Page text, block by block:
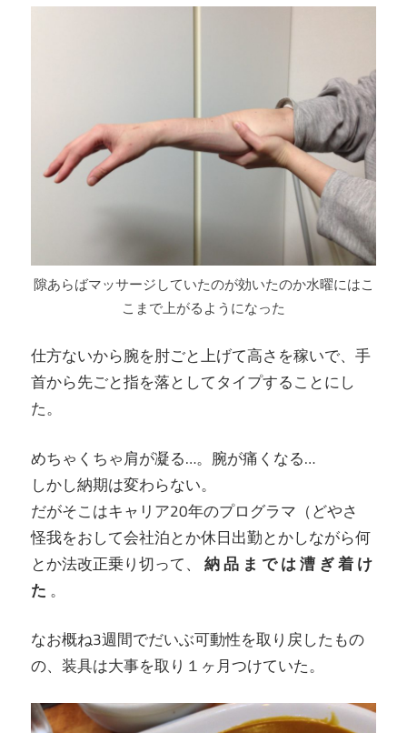
隙あらばマッサージしていたのが効いたのか水曜にはこ
こまで上がるようになった
仕方ないから腕を肘ごと上げて高さを稼いで、手
首から先ごと指を落としてタイプすることにし
た。
めちゃくちゃ肩が凝る…。腕が痛くなる…
しかし納期は変わらない。
だがそこはキャリア20年のプログラマ（どやさ
怪我をおして会社泊とか休日出勤とかしながら何
とか法改正乗り切って、
納 品 ま で は 漕 ぎ 着 け
た 。
なお概ね3週間でだいぶ可動性を取り戻したもの
の、装具は大事を取り１ヶ月つけていた。